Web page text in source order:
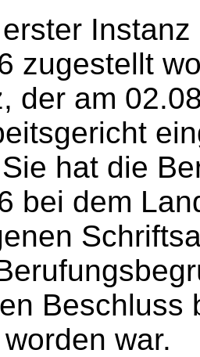
zugestellt
der am
hat die
bei dem
Beschluss
war.